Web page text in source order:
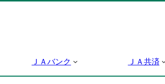
ＪＡバンク ＪＡ共済